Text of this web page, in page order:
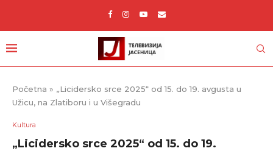
Početna » „Licidersko srce 2025“ od 15. do 19. avgusta u
Užicu, na Zlatiboru i u Višegradu
Kultura
„Licidersko srce 2025“ od 15. do 19.